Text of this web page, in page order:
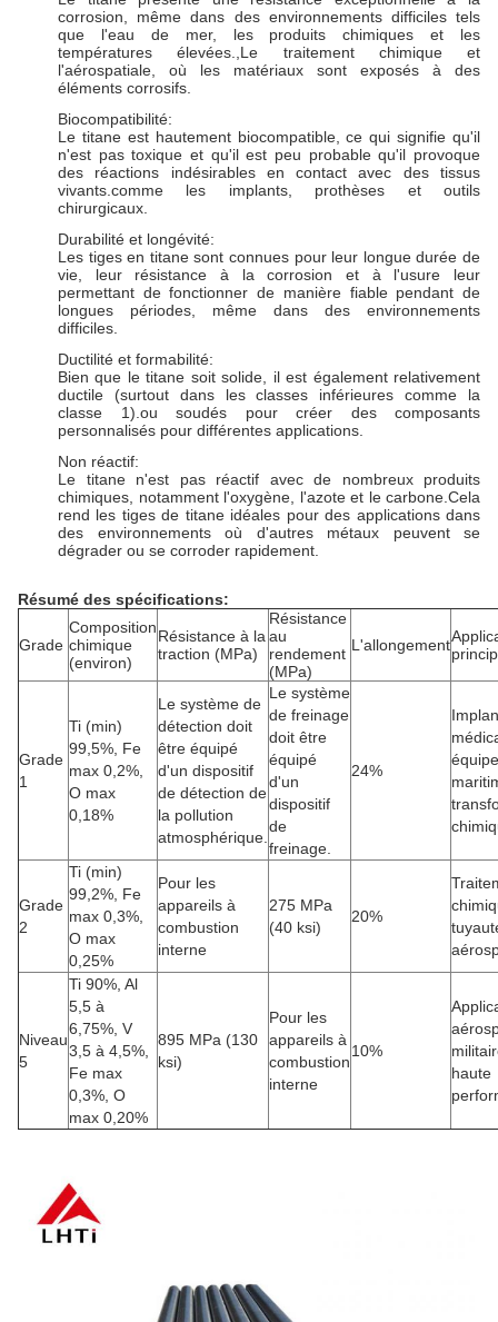
corrosion, même dans des environnements difficiles tels
que l'eau de mer, les produits chimiques et les
températures élevées.,Le traitement chimique et
l'aérospatiale, où les matériaux sont exposés à des
éléments corrosifs.
Biocompatibilité:
Le titane est hautement biocompatible, ce qui signifie qu'il
n'est pas toxique et qu'il est peu probable qu'il provoque
des réactions indésirables en contact avec des tissus
vivants.comme les implants, prothèses et outils
chirurgicaux.
Durabilité et longévité:
Les tiges en titane sont connues pour leur longue durée de
vie, leur résistance à la corrosion et à l'usure leur
permettant de fonctionner de manière fiable pendant de
longues périodes, même dans des environnements
difficiles.
Ductilité et formabilité:
Bien que le titane soit solide, il est également relativement
ductile (surtout dans les classes inférieures comme la
classe 1).ou soudés pour créer des composants
personnalisés pour différentes applications.
Non réactif:
Le titane n'est pas réactif avec de nombreux produits
chimiques, notamment l'oxygène, l'azote et le carbone.Cela
rend les tiges de titane idéales pour des applications dans
des environnements où d'autres métaux peuvent se
dégrader ou se corroder rapidement.
Résumé des spécifications:
Grade
Composition
chimique
(environ)
Résistance à la
traction (MPa)
Résistance
au
rendement
(MPa)
L'allongement
Grade
1
Ti (min)
99,5%, Fe
max 0,2%,
O max
0,18%
Le système de
détection doit
être équipé
d'un dispositif
de détection de
la pollution
atmosphérique.
Le système
de freinage
doit être
équipé
d'un
dispositif
de
freinage.
24%
Grade
2
Ti (min)
99,2%, Fe
max 0,3%,
O max
0,25%
Pour les
appareils à
combustion
interne
275 MPa
(40 ksi)
20%
Niveau
5
Ti 90%, Al
5,5 à
6,75%, V
3,5 à 4,5%,
Fe max
0,3%, O
max 0,20%
895 MPa (130
ksi)
Pour les
appareils à
combustion
interne
10%
haute